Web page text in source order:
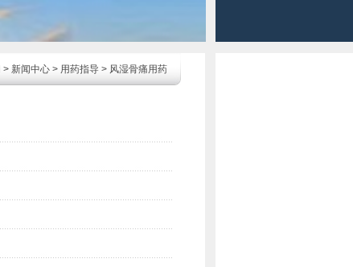
> 新闻中心 > 用药指导 > 风湿骨痛用药